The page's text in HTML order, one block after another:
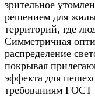
зрительное
решением для
территорий, где
Симметричная
распределение
покрывая
эффекта для
требованиям ГОСТ